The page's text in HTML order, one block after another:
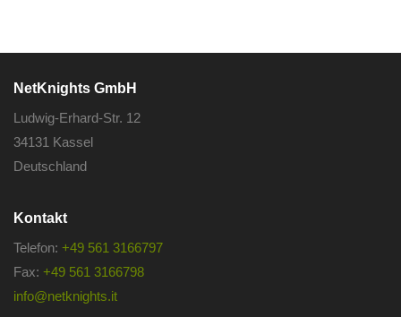
NetKnights GmbH
Ludwig-Erhard-Str. 12
34131 Kassel
Deutschland
Kontakt
Telefon: +49 561 3166797
Fax: +49 561 3166798
info@netknights.it